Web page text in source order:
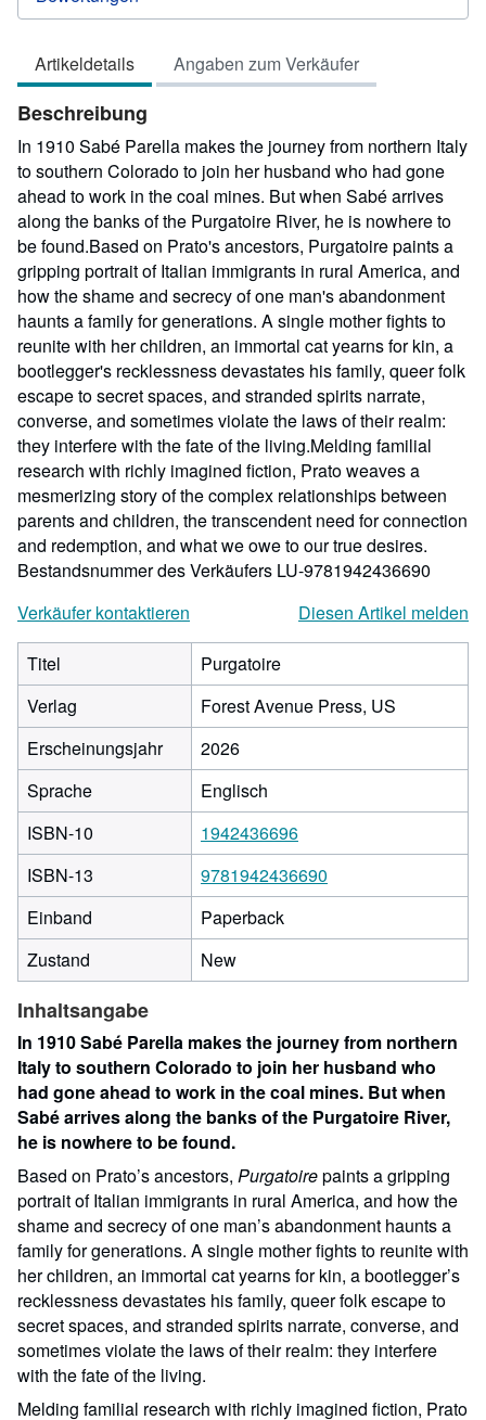
5
Artikeldetails
Angaben zum Verkäufer
Beschreibung
In 1910 Sabé Parella makes the journey from northern Italy
to southern Colorado to join her husband who had gone
ahead to work in the coal mines. But when Sabé arrives
along the banks of the Purgatoire River, he is nowhere to
be found.Based on Prato's ancestors, Purgatoire paints a
gripping portrait of Italian immigrants in rural America, and
how the shame and secrecy of one man's abandonment
haunts a family for generations. A single mother fights to
reunite with her children, an immortal cat yearns for kin, a
bootlegger's recklessness devastates his family, queer folk
escape to secret spaces, and stranded spirits narrate,
converse, and sometimes violate the laws of their realm:
they interfere with the fate of the living.Melding familial
research with richly imagined fiction, Prato weaves a
mesmerizing story of the complex relationships between
parents and children, the transcendent need for connection
and redemption, and what we owe to our true desires.
Bestandsnummer des Verkäufers LU-9781942436690
Verkäufer kontaktieren
Diesen Artikel melden
Titel
Purgatoire
Verlag
Forest Avenue Press, US
Erscheinungsjahr
2026
Sprache
Englisch
ISBN-10
1942436696
ISBN-13
9781942436690
Einband
Paperback
Zustand
New
Inhaltsangabe
In 1910 Sabé Parella makes the journey from northern
Italy to southern Colorado to join her husband who
had gone ahead to work in the coal mines. But when
Sabé arrives along the banks of the Purgatoire River,
he is nowhere to be found.
Based on Prato’s ancestors, Purgatoirepaints a gripping
portrait of Italian immigrants in rural America, and how the
shame and secrecy of one man’s abandonment haunts a
family for generations. A single mother fights to reunite with
her children, an immortal cat yearns for kin, a bootlegger’s
recklessness devastates his family, queer folk escape to
secret spaces, and stranded spirits narrate, converse, and
sometimes violate the laws of their realm: they interfere
with the fate of the living.
Melding familial research with richly imagined fiction, Prato